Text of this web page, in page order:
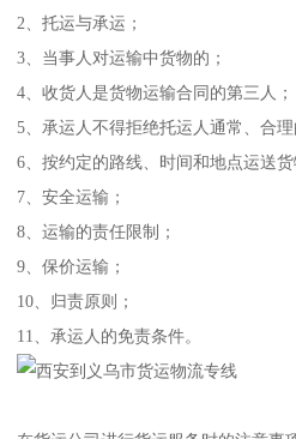
2、托运与承运；
3、当事人对运输中货物的；
4、收货人是货物运输合同的第三人；
5、承运人不得拒绝托运人通常、合理
6、按约定的路线、时间和地点运送货
7、安全运输；
8、运输的责任限制；
9、保价运输；
10、归责原则；
11、承运人的免责条件。